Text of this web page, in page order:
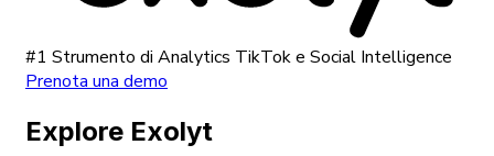
#1 Strumento di Analytics TikTok e Social Intelligence
Prenota una demo
Explore Exolyt